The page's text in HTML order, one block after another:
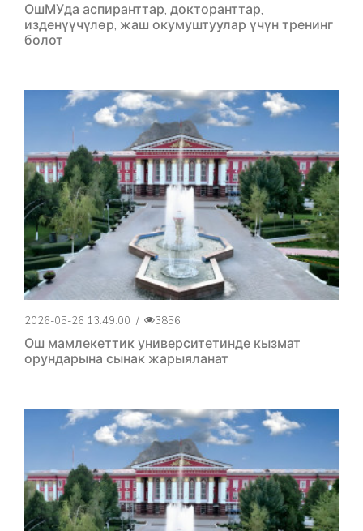
ОшМУда аспиранттар, докторанттар,
изденүүчүлөр, жаш окумуштуулар үчүн тренинг
болот
2026-05-26 13:49:00 / 3856
Ош мамлекеттик университетинде кызмат
орундарына сынак жарыяланат